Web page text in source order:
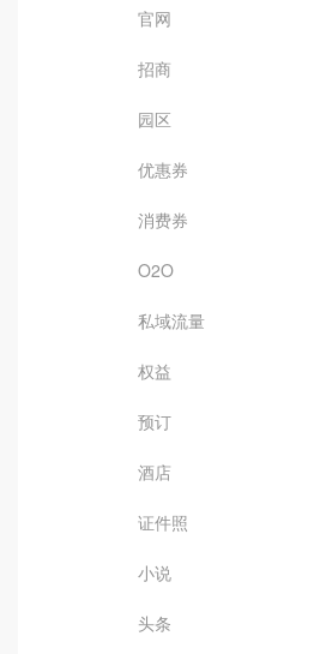
官网
招商
园区
优惠券
消费券
O2O
私域流量
权益
预订
酒店
证件照
小说
头条